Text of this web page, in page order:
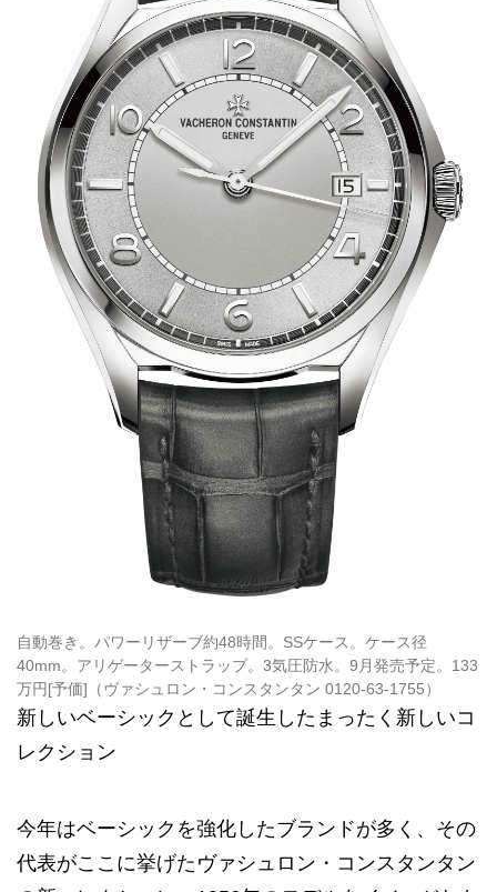
自動巻き。パワーリザーブ約48時間。SSケース。ケース径
40mm。アリゲーターストラップ。3気圧防水。9月発売予定。133
万円[予価]（ヴァシュロン・コンスタンタン 0120-63-1755）
新しいベーシックとして誕生したまったく新しいコ
レクション
今年はベーシックを強化したブランドが多く、その
代表がここに挙げたヴァシュロン・コンスタンタン